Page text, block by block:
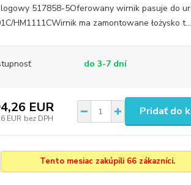
517858-5Oferowany wirnik pasuje do
HM1111CWirnik ma zamontowane łożysko t...
do 3-7 dní
EUR
EUR bez DPH
Pridať do
Tento mesiac zakúpili 66 zákazníci.